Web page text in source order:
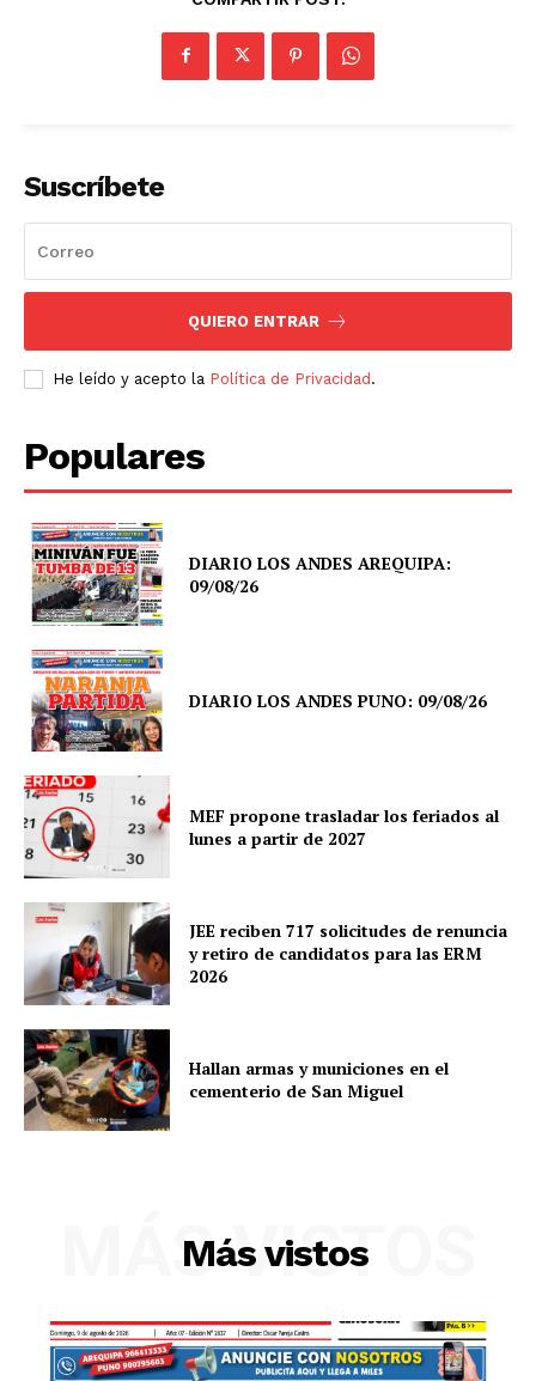
Suscríbete
QUIERO ENTRAR
He leído y acepto la Política de Privacidad .
Populares
DIARIO LOS ANDES AREQUIPA:
09/08/26
DIARIO LOS ANDES PUNO: 09/08/26
MEF propone trasladar los feriados al
lunes a partir de 2027
JEE reciben 717 solicitudes de renuncia
y retiro de candidatos para las ERM
2026
Hallan armas y municiones en el
cementerio de San Miguel
Más vistos
MÁS VISTOS